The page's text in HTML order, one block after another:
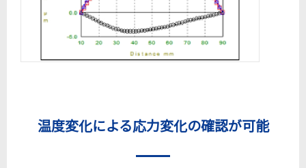
温度変化による応力変化の確認が可能